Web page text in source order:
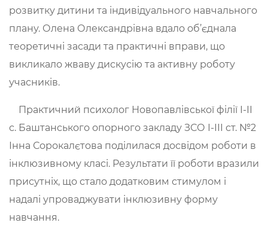
розвитку дитини та індивідуального навчального
плану. Олена Олександрівна вдало об’єднала
теоретичні засади та практичні вправи, що
викликало жваву дискусію та активну роботу
учасників.
Практичний психолог Новопавлівської філії І-ІІ
с. Баштанського опорного закладу ЗСО І-ІІІ ст. №2
Інна Сорокалєтова поділилася досвідом роботи в
інклюзивному класі. Результати її роботи вразили
присутніх, що стало додатковим стимулом і
надалі упроваджувати інклюзивну форму
навчання.